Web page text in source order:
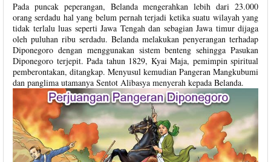
Pada puncak peperangan, Belanda mengerahkan lebih dari 23.000
orang serdadu hal yang belum pernah terjadi ketika suatu wilayah yang
tidak terlalu luas seperti Jawa Tengah dan sebagian Jawa timur dijaga
oleh puluhan ribu serdadu. Belanda melakukan penyerangan terhadap
Diponegoro dengan menggunakan sistem benteng sehingga Pasukan
Diponegoro terjepit. Pada tahun 1829, Kyai Maja, pemimpin spiritual
pemberontakan, ditangkap. Menyusul kemudian Pangeran Mangkubumi
dan panglima utamanya Sentot Alibasya menyerah kepada Belanda.